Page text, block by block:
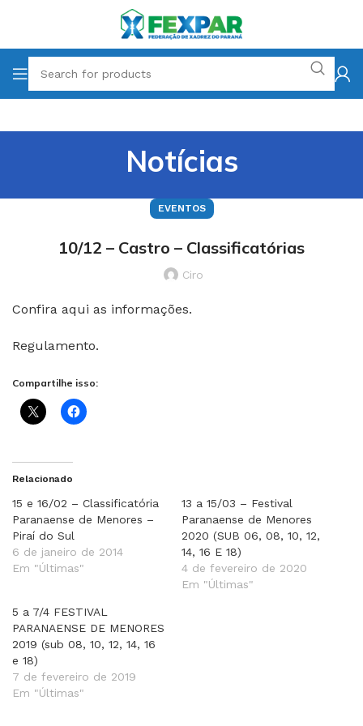
Notícias
EVENTOS
10/12 – Castro – Classificatórias
Ciro
Confira aqui as informações.
Regulamento.
Compartilhe isso:
Relacionado
15 e 16/02 – Classificatória
Paranaense de Menores –
Piraí do Sul
6 de janeiro de 2014
Em "Últimas"
13 a 15/03 – Festival
Paranaense de Menores
2020 (SUB 06, 08, 10, 12,
14, 16 E 18)
4 de fevereiro de 2020
Em "Últimas"
5 a 7/4 FESTIVAL
PARANAENSE DE MENORES
2019 (sub 08, 10, 12, 14, 16
e 18)
7 de fevereiro de 2019
Em "Últimas"